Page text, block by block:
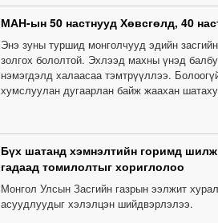
МАН-ын 50 настнууд Хөвсгөлд, 40
Энэ зуны туршид монголчууд эдийн
золгох бололтой. Эхлээд махны үнэд
нэмэгдэлд халаасаа тэмтрүүллээ.
хумслуулан дугаарлан байж жаахан
Бүх шатанд хэмнэлтийн горимд
гадаад томилолтыг хориглолоо
Монгол Улсын Засгийн газрын ээлжит
асуудлуудыг хэлэлцэн шийдвэрлэлээ.